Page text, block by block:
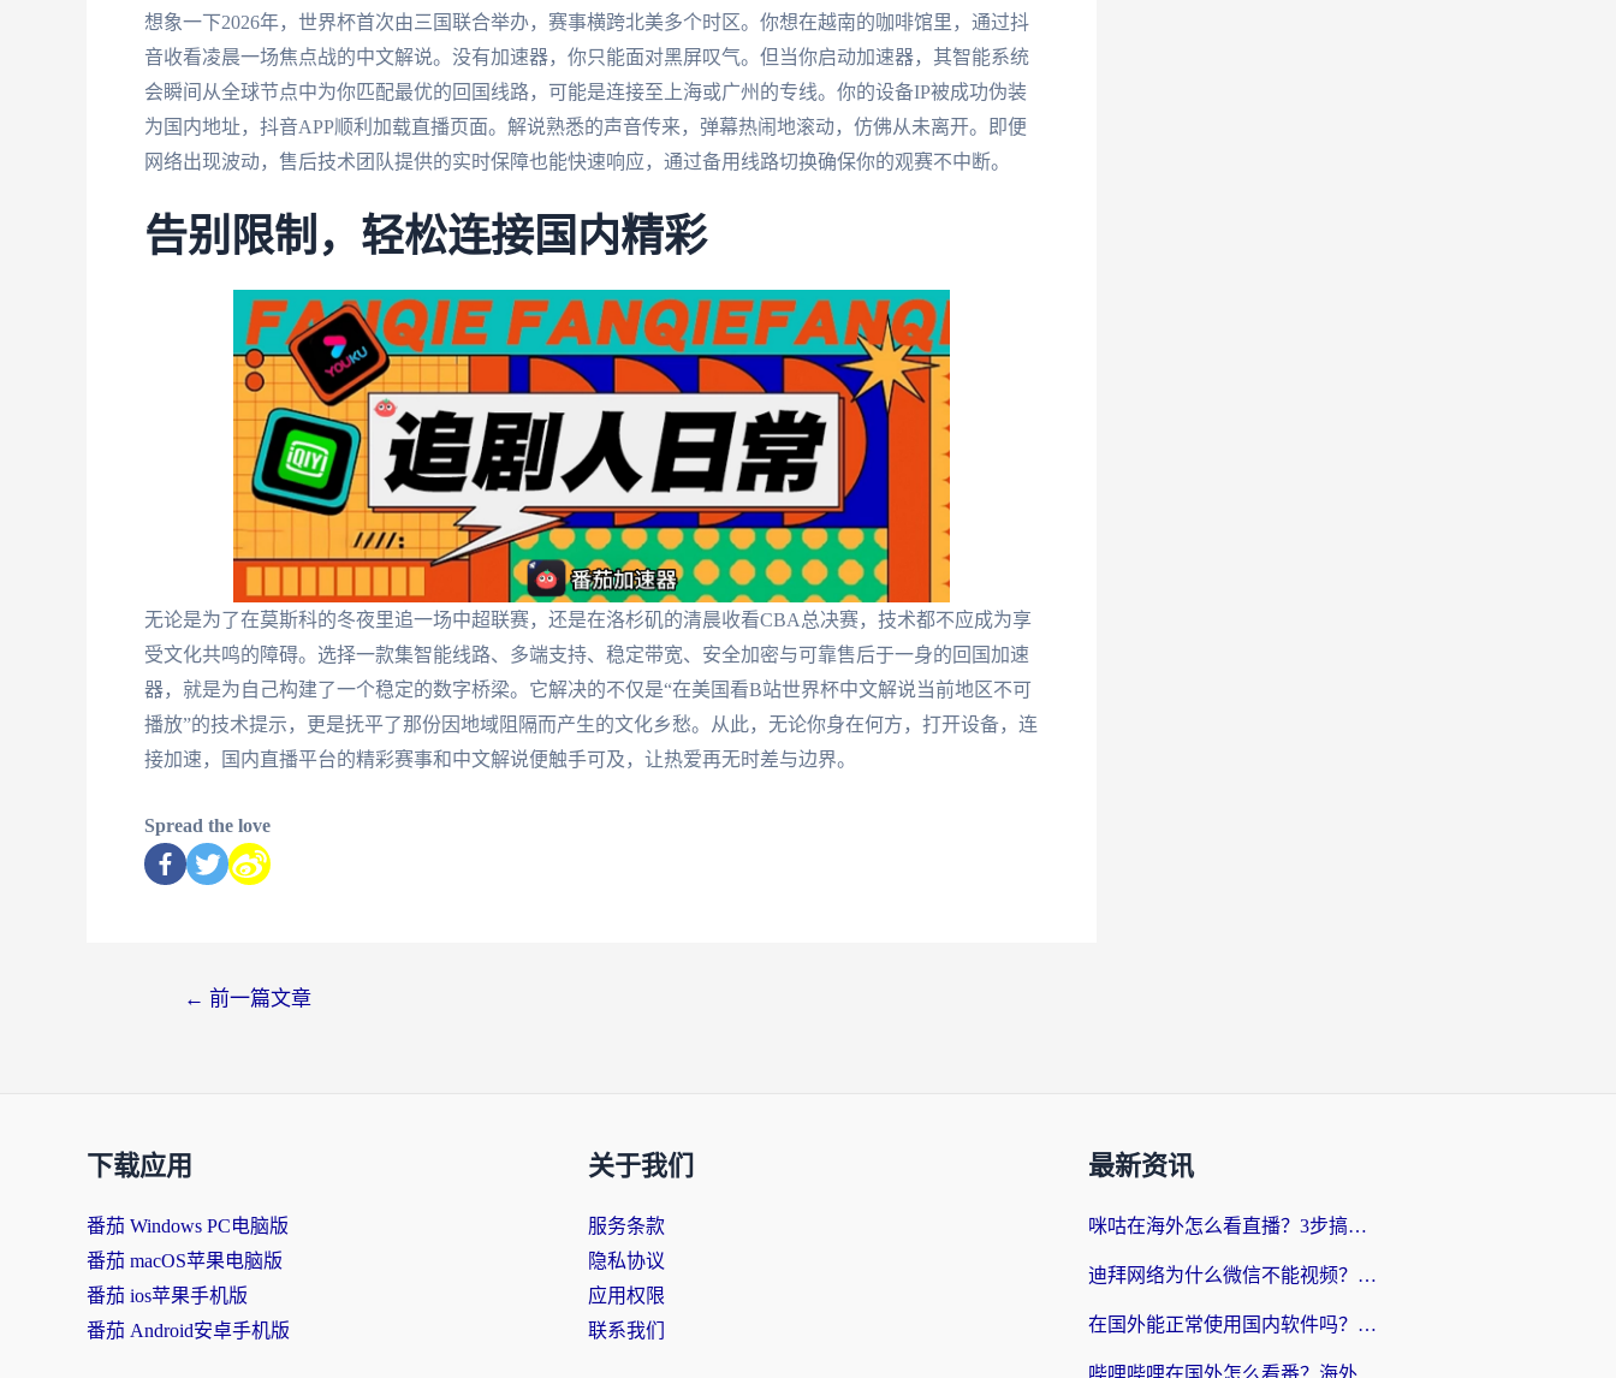
想象一下2026年，世界杯首次由三国联合举办，赛事横跨北美多个时区。你想在越南的咖啡馆里，通过抖
音收看凌晨一场焦点战的中文解说。没有加速器，你只能面对黑屏叹气。但当你启动加速器，其智能系统
会瞬间从全球节点中为你匹配最优的回国线路，可能是连接至上海或广州的专线。你的设备IP被成功伪装
为国内地址，抖音APP顺利加载直播页面。解说熟悉的声音传来，弹幕热闹地滚动，仿佛从未离开。即便
网络出现波动，售后技术团队提供的实时保障也能快速响应，通过备用线路切换确保你的观赛不中断。
告别限制，轻松连接国内精彩
无论是为了在莫斯科的冬夜里追一场中超联赛，还是在洛杉矶的清晨收看CBA总决赛，技术都不应成为享
受文化共鸣的障碍。选择一款集智能线路、多端支持、稳定带宽、安全加密与可靠售后于一身的回国加速
器，就是为自己构建了一个稳定的数字桥梁。它解决的不仅是“在美国看B站世界杯中文解说当前地区不可
播放”的技术提示，更是抚平了那份因地域阻隔而产生的文化乡愁。从此，无论你身在何方，打开设备，连
接加速，国内直播平台的精彩赛事和中文解说便触手可及，让热爱再无时差与边界。
Spread the love
← 前一篇文章
下载应用
番茄 Windows PC电脑版
番茄 macOS苹果电脑版
番茄 ios苹果手机版
番茄 Android安卓手机版
关于我们
服务条款
隐私协议
应用权限
联系我们
最新资讯
咪咕在海外怎么看直播？3步搞定地域限制，还能畅看腾讯视频与国内热剧
迪拜网络为什么微信不能视频？海外党必看的回国加速全攻略
在国外能正常使用国内软件吗？海外党亲测有效的无缝访问指南